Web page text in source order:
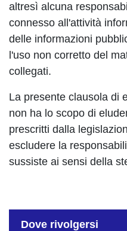
altresì alcuna
connesso all'attività
delle informazioni
l'uso non corretto del
collegati.
La presente clausola di
non ha lo scopo di
prescritti dalla
escludere la
sussiste ai sensi della
Dove rivolgersi